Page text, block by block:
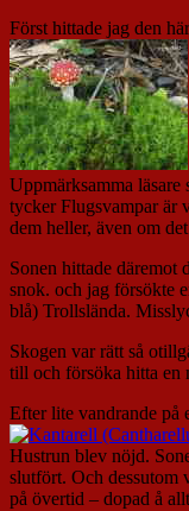
Först hittade jag den
Uppmärksamma läsare
tycker Flugsvampar är
dem heller, även om
Sonen hittade däremot
snok. och jag försökte
blå) Trollslända.
Skogen var rätt så
till och försöka hitta en
Efter lite vandrande på
Hustrun blev nöjd.
slutfört. Och dessutom
på övertid – dopad å